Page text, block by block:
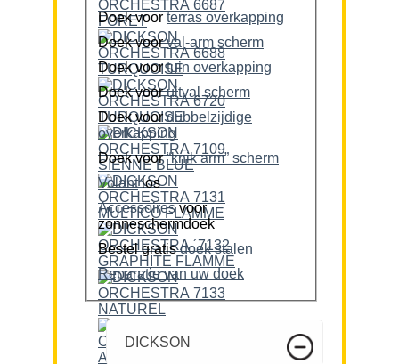
Doek voor terras overkapping
Doek voor
val-arm scherm
Doek voor
tuin overkapping
Doek voor
uitval scherm
Doek voordubbelzijdige
overkapping
Doek voor
“knik arm” scherm
Volantlos
Accessoiresvoor
zonneschermdoek
Bestel gratis doek stalen
Reparatie van uw doek
DICKSON